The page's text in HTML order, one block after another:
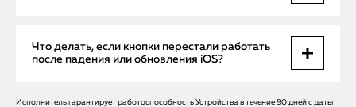
Да, все работы и оригинальные запчасти Apple имеют
официальную гарантию, включая шлейф, кнопки и
Что делать, если кнопки перестали работать
после падения или обновления iOS?
Исполнитель гарантирует работоспособность Устройства в течение 90 дней с даты